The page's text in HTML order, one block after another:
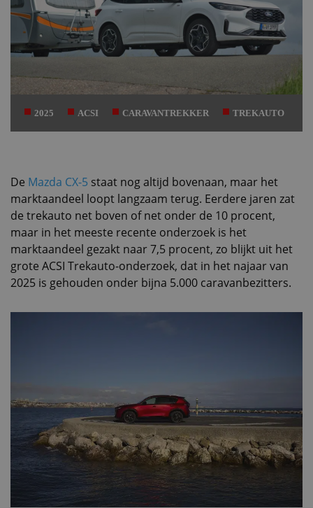
2025 ACSI CARAVANTREKKER TREKAUTO
De Mazda CX-5 staat nog altijd bovenaan, maar het
marktaandeel loopt langzaam terug. Eerdere jaren zat
de trekauto net boven of net onder de 10 procent,
maar in het meeste recente onderzoek is het
marktaandeel gezakt naar 7,5 procent, zo blijkt uit het
grote ACSI Trekauto-onderzoek, dat in het najaar van
2025 is gehouden onder bijna 5.000 caravanbezitters.